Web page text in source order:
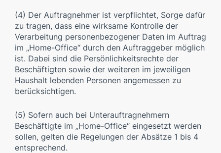
(4) Der Auftragnehmer ist verpflichtet, Sorge dafür
zu tragen, dass eine wirksame Kontrolle der
Verarbeitung personenbezogener Daten im Auftrag
im „Home-Office“ durch den Auftraggeber möglich
ist. Dabei sind die Persönlichkeitsrechte der
Beschäftigten sowie der weiteren im jeweiligen
Haushalt lebenden Personen angemessen zu
berücksichtigen.
(5) Sofern auch bei Unterauftragnehmern
Beschäftigte im „Home-Office“ eingesetzt werden
sollen, gelten die Regelungen der Absätze 1 bis 4
entsprechend.